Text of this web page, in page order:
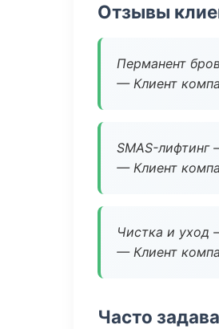
Отзывы
Перманент
— Клиент
SMAS-лифтинг
— Клиент
Чистка и уход
— Клиент
Часто